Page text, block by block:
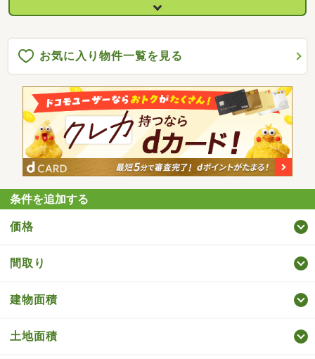
お気に入り物件一覧を見る
条件を追加する
価格
間取り
建物面積
土地面積